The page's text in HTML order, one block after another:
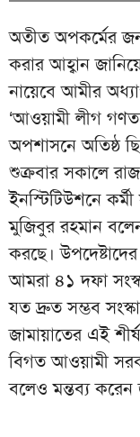
অতীত অপকর্মের
করার আহ্বান
নায়েবে আমীর
‘আওয়ামী লীগ
অপশাসনে অতিষ্ঠ
শুক্রবার সকালে
ইনস্টিটিউশনে
মুজিবুর রহমান
করছে।
আমরা ৪১ দফা
যত দ্রুত সম্ভব
জামায়াতের এই
বিগত আওয়ামী
বলেও মন্তব্য করেন